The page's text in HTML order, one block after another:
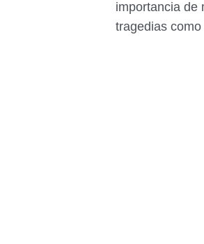
importancia de
tragedias como